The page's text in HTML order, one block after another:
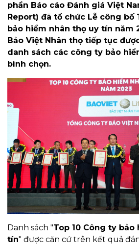
phần Báo cáo Đánh giá Việt
Report) đã tổ chức Lễ công bố
bảo hiểm nhân thọ uy tín năm
Bảo Việt Nhân thọ tiếp tục
danh sách các công ty bảo
bình chọn.
Danh sách "Top 10 Công ty
tín" được căn cứ trên kết quả